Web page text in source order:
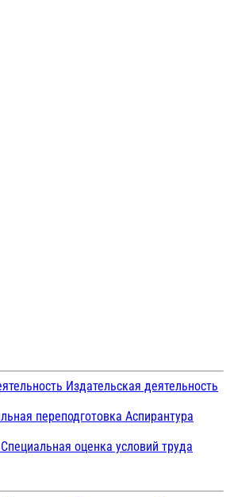
Издательская деятельность
переподготовка Аспирантура
Специальная оценка условий труда